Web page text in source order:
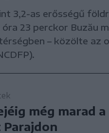
3,2-as erősségű
23 perckor Buzău
– közölte az
még marad a